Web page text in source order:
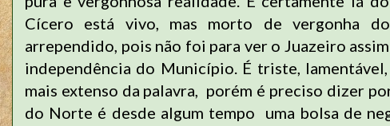
Cícero está vivo, mas morto de vergonha
arrependido, pois não foi para ver o Juazeiro
independência do Município. É triste,
mais extenso da palavra, porém é preciso dizer
do Norte é desde algum tempo uma bolsa de